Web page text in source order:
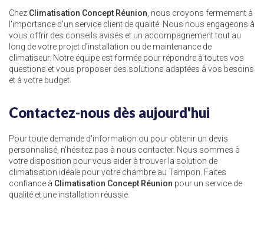
Chez Climatisation Concept Réunion , nous croyons fermement à
l'importance d'un service client de qualité. Nous nous engageons à
vous offrir des conseils avisés et un accompagnement tout au
long de votre projet d'installation ou de maintenance de
climatiseur. Notre équipe est formée pour répondre à toutes vos
questions et vous proposer des solutions adaptées à vos besoins
et à votre budget.
Contactez-nous dès aujourd'hui
Pour toute demande d'information ou pour obtenir un devis
personnalisé, n'hésitez pas à nous contacter. Nous sommes à
votre disposition pour vous aider à trouver la solution de
climatisation idéale pour votre chambre au Tampon. Faites
confiance à Climatisation Concept Réunion pour un service de
qualité et une installation réussie.